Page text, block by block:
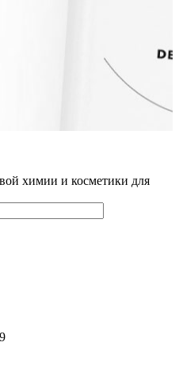
химии и косметики для